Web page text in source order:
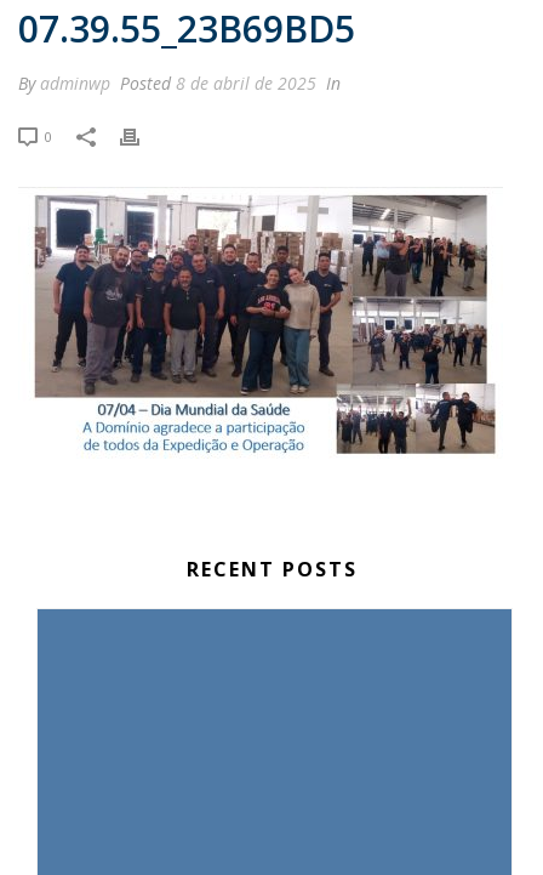
07.39.55_23B69BD5
Byadminwp Posted 8 de abril de 2025 In
0
RECENT POSTS